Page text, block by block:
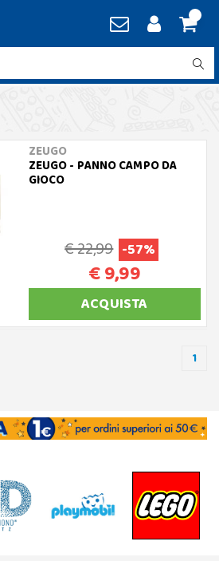
ZEUGO
ZEUGO - PANNO CAMPO DA
GIOCO
€ 22,99 -57%
€ 9,99
ACQUISTA
1